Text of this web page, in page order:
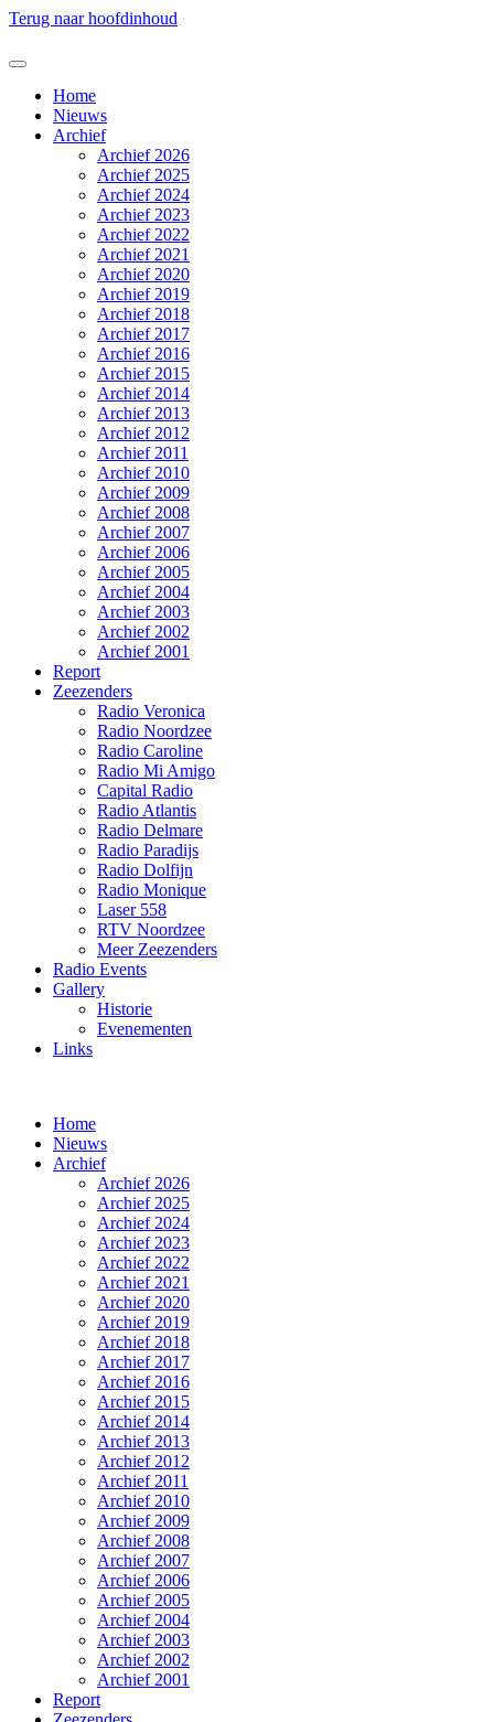
Terug naar hoofdinhoud
Home
Nieuws
Archief
Archief 2026
Archief 2025
Archief 2024
Archief 2023
Archief 2022
Archief 2021
Archief 2020
Archief 2019
Archief 2018
Archief 2017
Archief 2016
Archief 2015
Archief 2014
Archief 2013
Archief 2012
Archief 2011
Archief 2010
Archief 2009
Archief 2008
Archief 2007
Archief 2006
Archief 2005
Archief 2004
Archief 2003
Archief 2002
Archief 2001
Report
Zeezenders
Radio Veronica
Radio Noordzee
Radio Caroline
Radio Mi Amigo
Capital Radio
Radio Atlantis
Radio Delmare
Radio Paradijs
Radio Dolfijn
Radio Monique
Laser 558
RTV Noordzee
Meer Zeezenders
Radio Events
Gallery
Historie
Evenementen
Links
Home
Nieuws
Archief
Archief 2026
Archief 2025
Archief 2024
Archief 2023
Archief 2022
Archief 2021
Archief 2020
Archief 2019
Archief 2018
Archief 2017
Archief 2016
Archief 2015
Archief 2014
Archief 2013
Archief 2012
Archief 2011
Archief 2010
Archief 2009
Archief 2008
Archief 2007
Archief 2006
Archief 2005
Archief 2004
Archief 2003
Archief 2002
Archief 2001
Report